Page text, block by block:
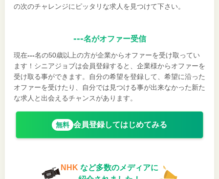
の次のチャレンジにピッタリな求人を見つけて下さい。
---名がオファー受信
現在---名の50歳以上の方が企業からオファーを受け取ってい
ます！シニアジョブは会員登録すると、企業様からオファーを
受け取る事ができます。自分の希望を登録して、希望に沿った
オファーを受けたり、自分では見つける事が出来なかった新た
な求人と出会えるチャンスがあります。
無料 会員登録してはじめてみる
NHK など多数のメディアに